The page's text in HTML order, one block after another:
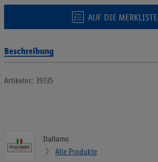
AUF DIE MERKLISTE
Beschreibung
Artikelnr.: 39135
Italiamo
Alle Produkte